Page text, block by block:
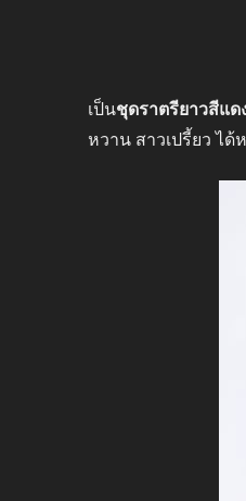
เป็นชุดราตรียาวสีแด
หวาน สาวเปรี้ยว ได้